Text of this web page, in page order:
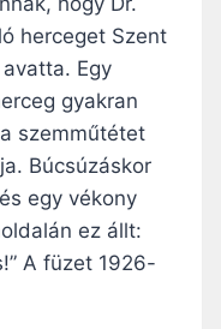
herceget Szent
Egy
gyakran
szemműtétet
Búcsúzáskor
egy vékony
ez állt:
A füzet 1926-